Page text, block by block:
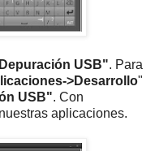
USB". Para
>Desarrollo"
USB". Con
aplicaciones.